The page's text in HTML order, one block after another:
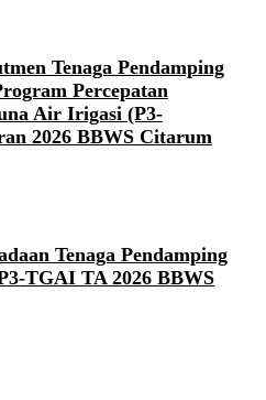
Tenaga Pendamping
Percepatan
Air Irigasi (P3-
2026 BBWS Citarum
Tenaga Pendamping
TGAI TA 2026 BBWS